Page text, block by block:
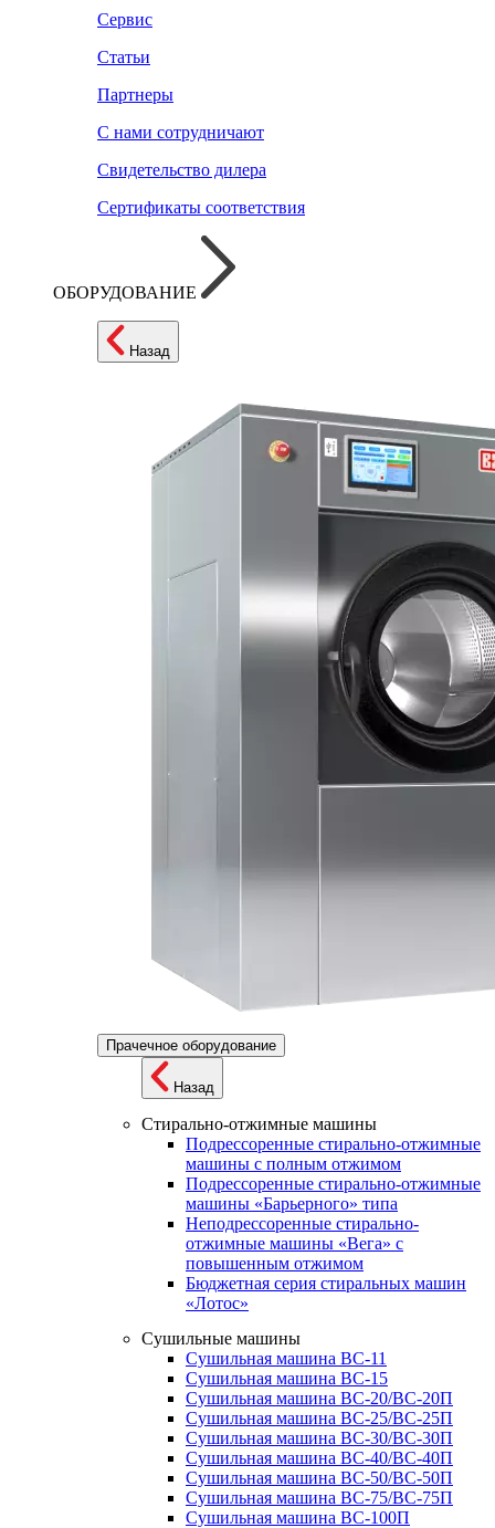
Сервис
Статьи
Партнеры
С нами сотрудничают
Свидетельство дилера
Сертификаты соответствия
ОБОРУДОВАНИЕ
Назад
Прачечное оборудование
Назад
Стирально-отжимные машины
Подрессоренные стирально-отжимные
машины с полным отжимом
Подрессоренные стирально-отжимные
машины «Барьерного» типа
Неподрессоренные стирально-
отжимные машины «Вега» с
повышенным отжимом
Бюджетная серия стиральных машин
«Лотос»
Сушильные машины
Сушильная машина ВС-11
Сушильная машина ВС-15
Сушильная машина ВС-20/ВС-20П
Сушильная машина ВС-25/ВС-25П
Сушильная машина ВС-30/ВС-30П
Сушильная машина ВС-40/ВС-40П
Сушильная машина ВС-50/ВС-50П
Сушильная машина ВС-75/ВС-75П
Сушильная машина ВС-100П